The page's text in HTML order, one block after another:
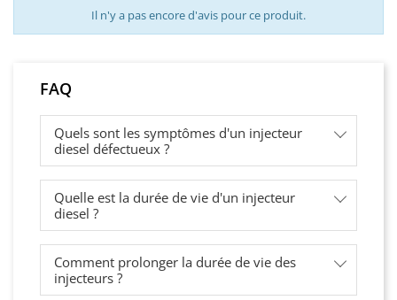
Il n'y a pas encore d'avis pour ce produit.
FAQ
Quels sont les symptômes d'un injecteur
diesel défectueux ?
Quelle est la durée de vie d'un injecteur
diesel ?
Comment prolonger la durée de vie des
injecteurs ?